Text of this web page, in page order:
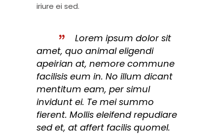
iriure ei sed.
Lorem ipsum dolor sit
amet, quo animal eligendi
apeirian at, nemore commune
facilisis eum in. No illum dicant
mentitum eam, per simul
invidunt ei. Te mei summo
fierent. Mollis eleifend repudiare
sed et, at affert facilis quomel.